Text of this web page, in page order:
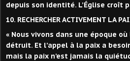
depuis son identité. L’Église croît
10. RECHERCHER ACTIVEMENT LA
« Nous vivons dans une époque
détruit. Et l’appel à la paix a
mais la paix n’est jamais la